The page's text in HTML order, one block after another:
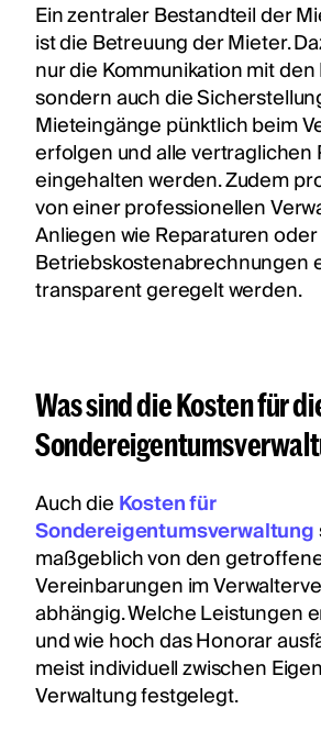
Ein zentraler Bestandteil der
ist die Betreuung der Mieter.
nur die Kommunikation mit
sondern auch die
Mieteingänge pünktlich beim
erfolgen und alle vertraglichen
eingehalten werden. Zudem
von einer professionellen
Anliegen wie Reparaturen oder
Betriebskostenabrechnungen
transparent geregelt werden.
Was sind die Kosten für
Auch dieKosten für
Sondereigentumsverwaltung
maßgeblich von den
Vereinbarungen im
abhängig. Welche Leistungen
und wie hoch das Honorar
meist individuell zwischen
Verwaltung festgelegt.